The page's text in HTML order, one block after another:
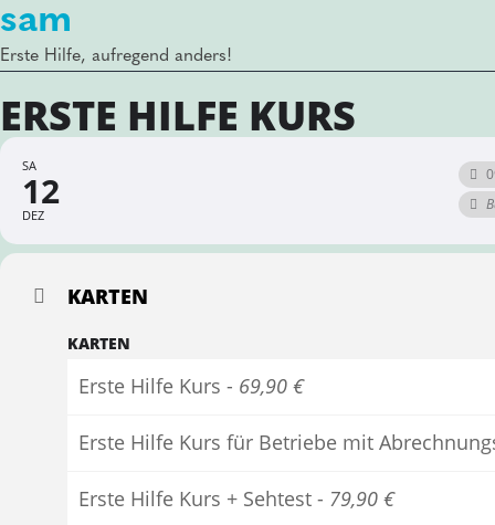
sam
Erste Hilfe, aufregend anders!
ERSTE HILFE KURS
SA
12
DEZ
KARTEN
KARTEN
Erste Hilfe Kurs - 69,90 €
Erste Hilfe Kurs für Betriebe mit
Erste Hilfe Kurs + Sehtest - 79,90 €